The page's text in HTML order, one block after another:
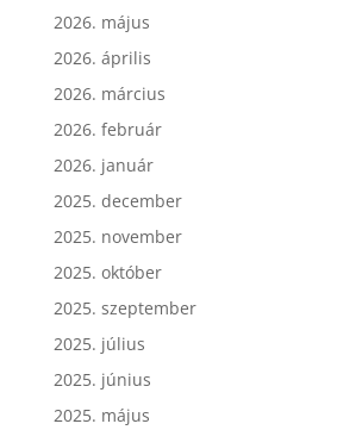
2026. május
2026. április
2026. március
2026. február
2026. január
2025. december
2025. november
2025. október
2025. szeptember
2025. július
2025. június
2025. május